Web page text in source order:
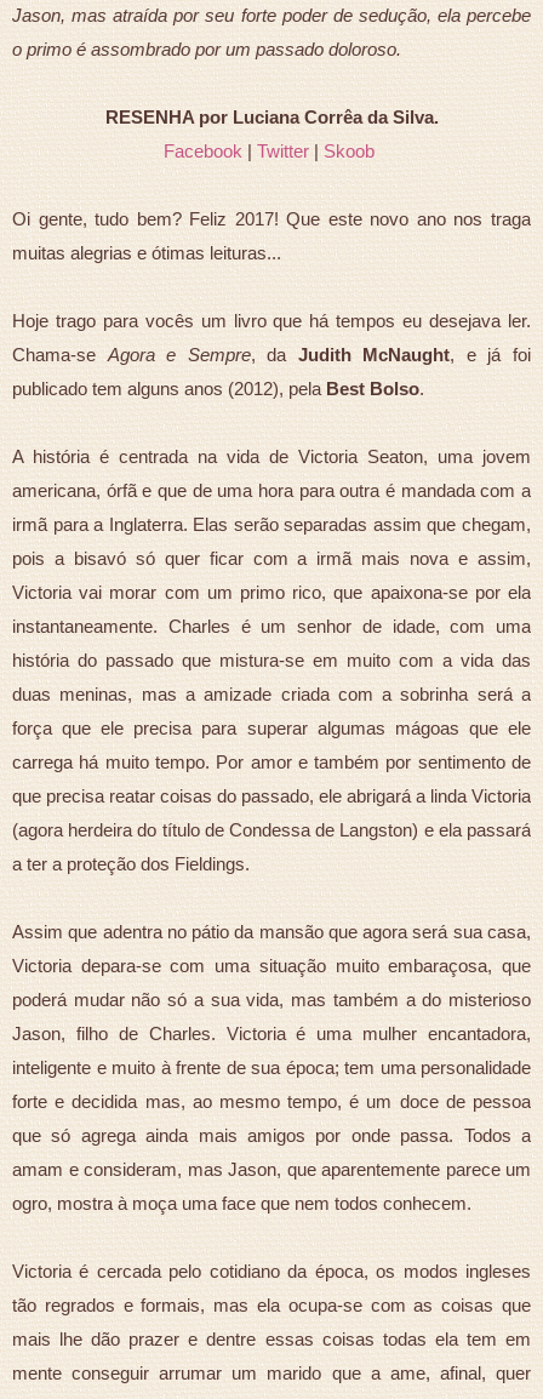
Jason, mas atraída por seu forte poder de sedução, ela percebe
o primo é assombrado por um passado doloroso.
RESENHA por Luciana Corrêa da Silva.
Facebook| Twitter |Skoob
Oi gente, tudo bem? Feliz 2017! Que este novo ano nos traga
muitas alegrias e ótimas leituras...
Hoje trago para vocês um livro que há tempos eu desejava ler.
Chama-seAgora e Sempre, daJudith McNaught, e já foi
publicado tem alguns anos (2012), pela Best Bolso.
A história é centrada na vida de Victoria Seaton, uma jovem
americana, órfã e que de uma hora para outra é mandada com a
irmã para a Inglaterra. Elas serão separadas assim que chegam,
pois a bisavó só quer ficar com a irmã mais nova e assim,
Victoria vai morar com um primo rico, que apaixona-se por ela
instantaneamente. Charles é um senhor de idade, com uma
história do passado que mistura-se em muito com a vida das
duas meninas, mas a amizade criada com a sobrinha será a
força que ele precisa para superar algumas mágoas que ele
carrega há muito tempo. Por amor e também por sentimento de
que precisa reatar coisas do passado, ele abrigará a linda Victoria
(agora herdeira do título de Condessa de Langston) e ela passará
a ter a proteção dos Fieldings.
Assim que adentra no pátio da mansão que agora será sua casa,
Victoria depara-se com uma situação muito embaraçosa, que
poderá mudar não só a sua vida, mas também a do misterioso
Jason, filho de Charles. Victoria é uma mulher encantadora,
inteligente e muito à frente de sua época; tem uma personalidade
forte e decidida mas, ao mesmo tempo, é um doce de pessoa
que só agrega ainda mais amigos por onde passa. Todos a
amam e consideram, mas Jason, que aparentemente parece um
ogro, mostra à moça uma face que nem todos conhecem.
Victoria é cercada pelo cotidiano da época, os modos ingleses
tão regrados e formais, mas ela ocupa-se com as coisas que
mais lhe dão prazer e dentre essas coisas todas ela tem em
mente conseguir arrumar um marido que a ame, afinal, quer